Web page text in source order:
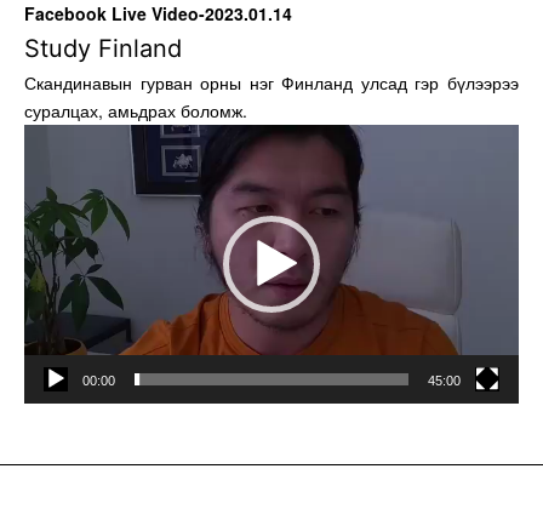
Facebook Live Video-2023.01.14
Study Finland
Скандинавын гурван орны нэг Финланд улсад гэр бүлээрээ
суралцах, амьдрах боломж.
тоглуулагч
00:00 45:00